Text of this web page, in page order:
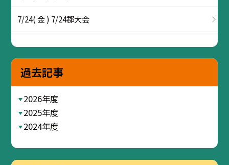
7/24( 金 ) 7/24郡大会
過去記事
2026年度
2025年度
2024年度